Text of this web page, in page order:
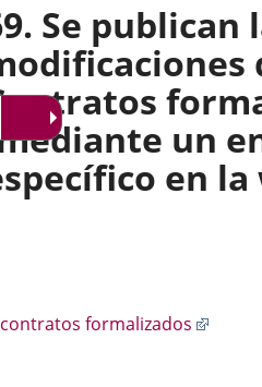
Se publican
un
en la
formalizados